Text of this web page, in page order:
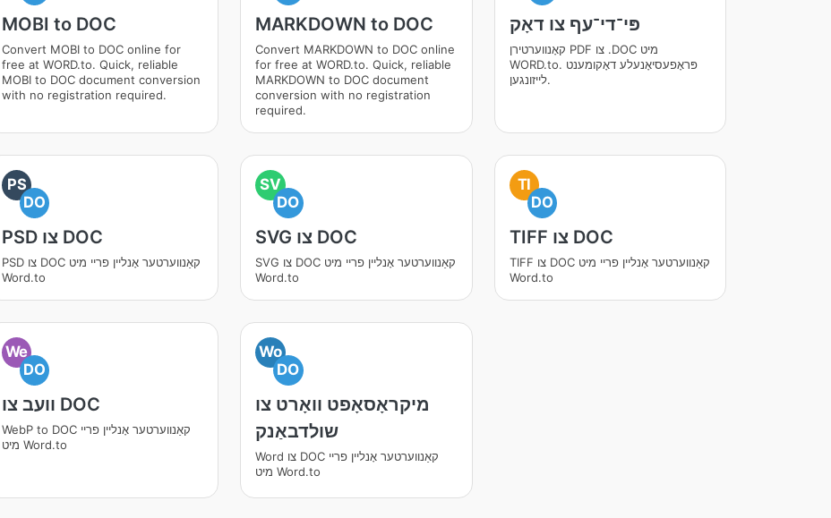
MOBI to DOC
Convert MOBI to DOC online for
free at WORD.to. Quick, reliable
MOBI to DOC document conversion
with no registration required.
MARKDOWN to DOC
Convert MARKDOWN to DOC online
for free at WORD.to. Quick, reliable
MARKDOWN to DOC document
conversion with no registration
required.
פּי־די־עף צו דאָק
קאָנווערטירן PDF צו .DOC מיט
WORD.to. פּראָפעסיאָנעלע דאָקומענט
לייזונגען.
PS
DO
PSD צו DOC
PSD צו DOC קאַנווערטער אָנליין פריי מיט
Word.to
SV
DO
SVG צו DOC
SVG צו DOC קאַנווערטער אָנליין פריי מיט
Word.to
TI
DO
TIFF צו DOC
TIFF צו DOC קאַנווערטער אָנליין פריי מיט
Word.to
We
DO
וועב צו DOC
WebP to DOC קאַנווערטער אָנליין פריי
מיט Word.to
Wo
DO
מיקראָסאָפט וואָרט צו
שולדבאַנק
Word צו DOC קאַנווערטער אָנליין פריי
מיט Word.to